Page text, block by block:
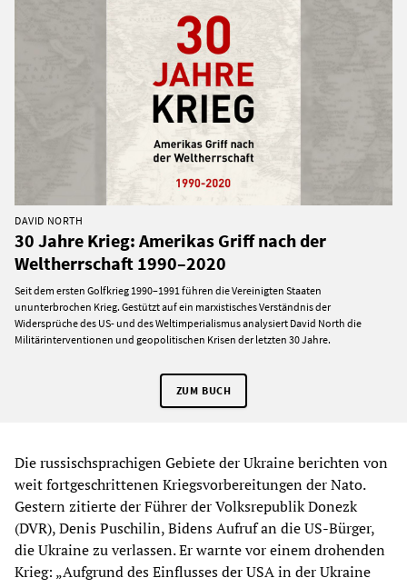
DAVID NORTH
30 Jahre Krieg: Amerikas Griff nach der
Weltherrschaft 1990–2020
Seit dem ersten Golfkrieg 1990–1991 führen die Vereinigten Staaten
ununterbrochen Krieg. Gestützt auf ein marxistisches Verständnis der
Widersprüche des US- und des Weltimperialismus analysiert David North die
Militärinterventionen und geopolitischen Krisen der letzten 30 Jahre.
ZUM BUCH
Die russischsprachigen Gebiete der Ukraine berichten von
weit fortgeschrittenen Kriegsvorbereitungen der Nato.
Gestern zitierte der Führer der Volksrepublik Donezk
(DVR), Denis Puschilin, Bidens Aufruf an die US-Bürger,
die Ukraine zu verlassen. Er warnte vor einem drohenden
Krieg: „Aufgrund des Einflusses der USA in der Ukraine